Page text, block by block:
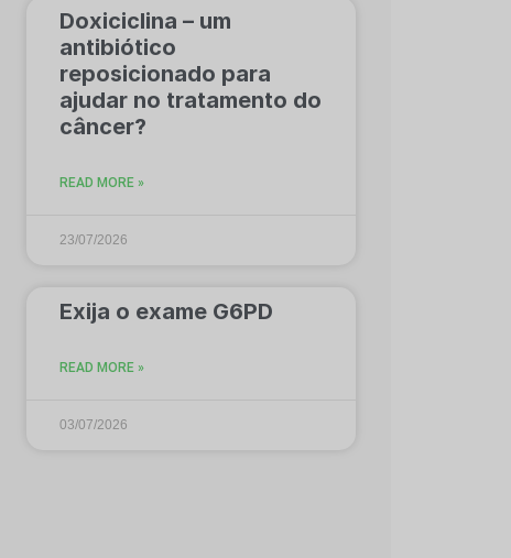
Doxiciclina – um
antibiótico
reposicionado para
ajudar no tratamento do
câncer?
READ MORE »
23/07/2026
Exija o exame G6PD
READ MORE »
03/07/2026